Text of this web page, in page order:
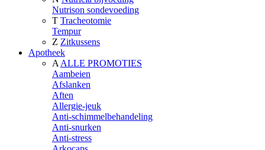
Nutrison sondevoeding
T Tracheotomie
Tempur
Z Zitkussens
Apotheek
A ALLE PROMOTIES
Aambeien
Afslanken
Aften
Allergie-jeuk
Anti-schimmelbehandeling
Anti-snurken
Anti-stress